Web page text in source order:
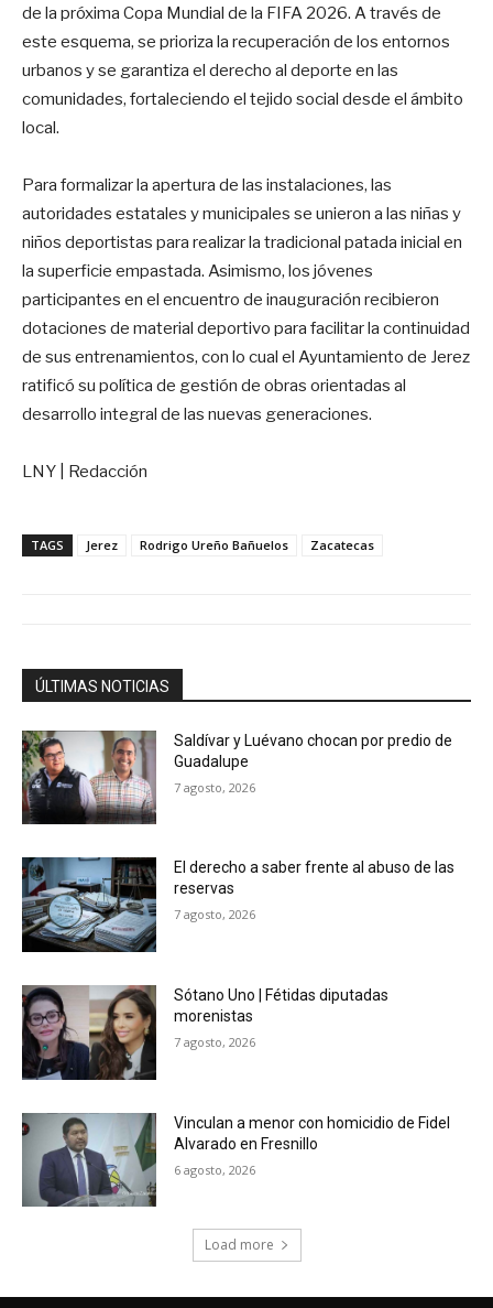
de la próxima Copa Mundial de la FIFA 2026. A través de
este esquema, se prioriza la recuperación de los entornos
urbanos y se garantiza el derecho al deporte en las
comunidades, fortaleciendo el tejido social desde el ámbito
local.
Para formalizar la apertura de las instalaciones, las
autoridades estatales y municipales se unieron a las niñas y
niños deportistas para realizar la tradicional patada inicial en
la superficie empastada. Asimismo, los jóvenes
participantes en el encuentro de inauguración recibieron
dotaciones de material deportivo para facilitar la continuidad
de sus entrenamientos, con lo cual el Ayuntamiento de Jerez
ratificó su política de gestión de obras orientadas al
desarrollo integral de las nuevas generaciones.
LNY | Redacción
TAGS Jerez Rodrigo Ureño Bañuelos Zacatecas
ÚLTIMAS NOTICIAS
Saldívar y Luévano chocan por predio de
Guadalupe
7 agosto, 2026
El derecho a saber frente al abuso de las
reservas
7 agosto, 2026
Sótano Uno | Fétidas diputadas
morenistas
7 agosto, 2026
Vinculan a menor con homicidio de Fidel
Alvarado en Fresnillo
6 agosto, 2026
Load more